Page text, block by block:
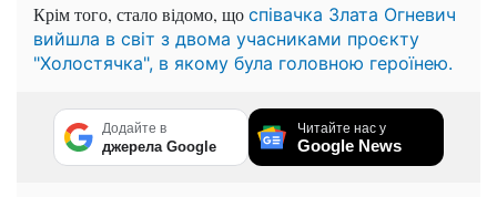
Крім того, стало відомо, що співачка Злата Огневич
вийшла в світ з двома учасниками проєкту
"Холостячка", в якому була головною героїнею.
Додайте в
джерела Google
Читайте нас у
Google News